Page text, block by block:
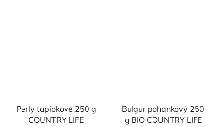
Perly tapiokové 250 g
COUNTRY LIFE
Bulgur pohankový 250
g BIO COUNTRY LIFE